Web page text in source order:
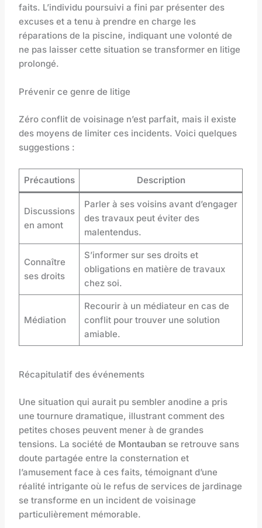
faits. L’individu poursuivi a fini par présenter des
excuses et a tenu à prendre en charge les
réparations de la piscine, indiquant une volonté de
ne pas laisser cette situation se transformer en litige
prolongé.
Prévenir ce genre de litige
Zéro conflit de voisinage n’est parfait, mais il existe
des moyens de limiter ces incidents. Voici quelques
suggestions :
Précautions Description
Discussions
en amont
Parler à ses voisins avant d’engager
des travaux peut éviter des
malentendus.
Connaître
ses droits
S’informer sur ses droits et
obligations en matière de travaux
chez soi.
Médiation
Recourir à un médiateur en cas de
conflit pour trouver une solution
amiable.
Récapitulatif des événements
Une situation qui aurait pu sembler anodine a pris
une tournure dramatique, illustrant comment des
petites choses peuvent mener à de grandes
tensions. La société de Montauban se retrouve sans
doute partagée entre la consternation et
l’amusement face à ces faits, témoignant d’une
réalité intrigante où le refus de services de jardinage
se transforme en un incident de voisinage
particulièrement mémorable.